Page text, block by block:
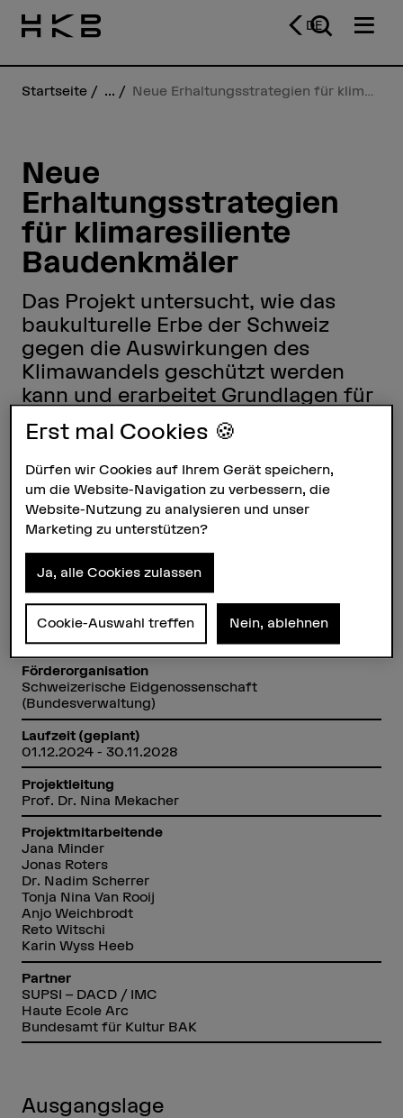
DE
Startseite ...
Neue
Erhaltungsstrategien
für klimaresiliente
Baudenkmäler
Das Projekt untersucht, wie das
baukulturelle Erbe der Schweiz
gegen die Auswirkungen des
Klimawandels geschützt werden
kann und erarbeitet Grundlagen für
neue Erhaltungsstrategien.
Steckbrief
Beteiligte Departemente
Hochschule der Künste Bern
Institut(e)
Institut Materialität in Kunst und Kultur
Forschungseinheit(en)
Konservierungstechnik
Förderorganisation
Schweizerische Eidgenossenschaft
(Bundesverwaltung)
Laufzeit (geplant)
01.12.2024 - 30.11.2028
Projektleitung
Prof. Dr. Nina Mekacher
Projektmitarbeitende
Jana Minder
Jonas Roters
Dr. Nadim Scherrer
Tonja Nina Van Rooij
Anjo Weichbrodt
Reto Witschi
Karin Wyss Heeb
Partner
SUPSI – DACD / IMC
Haute Ecole Arc
Bundesamt für Kultur BAK
Ausgangslage
Erst mal Cookies 🍪
Dürfen wir Cookies auf Ihrem Gerät speichern,
um die Website-Navigation zu verbessern, die
Website-Nutzung zu analysieren und unser
Marketing zu unterstützen?
Ja, alle Cookies zulassen
Cookie-Auswahl treffen Nein, ablehnen